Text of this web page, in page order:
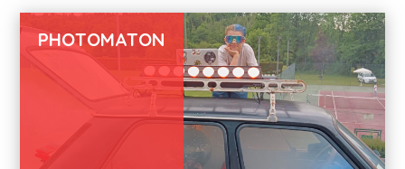
PHOTOMATON